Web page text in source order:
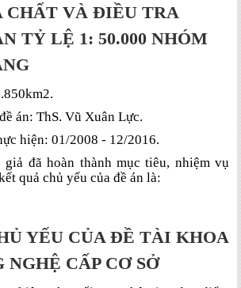
CHẤT VÀ ĐIỀU TRA
TỶ LỆ 1: 50.000 NHÓM
án: ThS. Vũ Xuân Lực.
hiện: 01/2008 - 12/2016.
giả đã hoàn thành mục tiêu, nhiệm vụ
quả chủ yếu của đề án là:
YẾU CỦA ĐỀ TÀI KHOA
NGHỆ CẤP CƠ SỞ